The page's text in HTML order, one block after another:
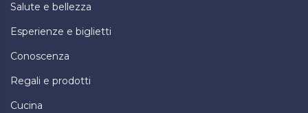
Salute e bellezza
Esperienze e biglietti
Conoscenza
Regali e prodotti
Cucina